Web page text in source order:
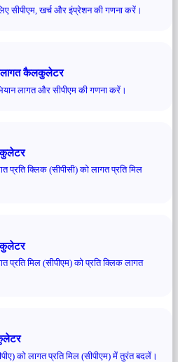
सीपीएम, खर्च और इंप्रेशन की गणना करें।
लागत कैलकुलेटर
लागत और सीपीएम की गणना करें।
प्रति क्लिक (सीपीसी) को लागत प्रति मिल
प्रति मिल (सीपीएम) को प्रति क्लिक लागत
को लागत प्रति मिल (सीपीएम) में तुरंत बदलें।